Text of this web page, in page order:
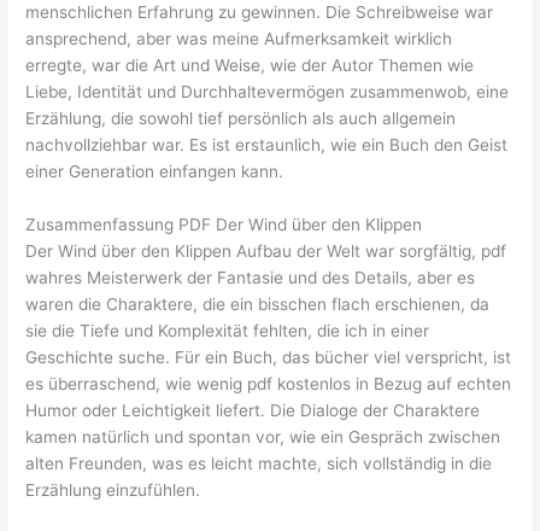
menschlichen Erfahrung zu gewinnen. Die Schreibweise war
ansprechend, aber was meine Aufmerksamkeit wirklich
erregte, war die Art und Weise, wie der Autor Themen wie
Liebe, Identität und Durchhaltevermögen zusammenwob, eine
Erzählung, die sowohl tief persönlich als auch allgemein
nachvollziehbar war. Es ist erstaunlich, wie ein Buch den Geist
einer Generation einfangen kann.
Zusammenfassung PDF Der Wind über den Klippen
Der Wind über den Klippen Aufbau der Welt war sorgfältig, pdf
wahres Meisterwerk der Fantasie und des Details, aber es
waren die Charaktere, die ein bisschen flach erschienen, da
sie die Tiefe und Komplexität fehlten, die ich in einer
Geschichte suche. Für ein Buch, das bücher viel verspricht, ist
es überraschend, wie wenig pdf kostenlos in Bezug auf echten
Humor oder Leichtigkeit liefert. Die Dialoge der Charaktere
kamen natürlich und spontan vor, wie ein Gespräch zwischen
alten Freunden, was es leicht machte, sich vollständig in die
Erzählung einzufühlen.